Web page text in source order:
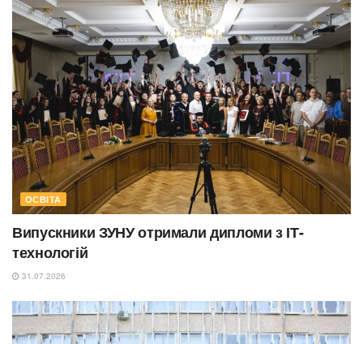
ОСВІТА
Випускники ЗУНУ отримали дипломи з ІТ-
технологій
31.07.2026